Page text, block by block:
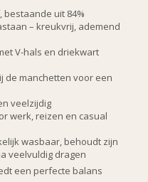
bestaande uit 84%
– kreukvrij, ademend
V-hals en driekwart
de manchetten voor een
veelzijdig
werk, reizen en casual
wasbaar, behoudt zijn
veelvuldig dragen
een perfecte balans
our latest updates
UP!